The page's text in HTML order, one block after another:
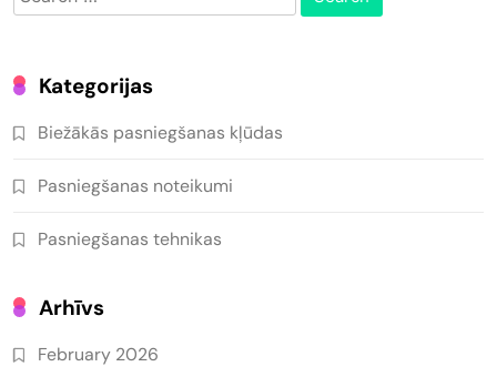
for:
Kategorijas
Biežākās pasniegšanas kļūdas
Pasniegšanas noteikumi
Pasniegšanas tehnikas
Arhīvs
February 2026